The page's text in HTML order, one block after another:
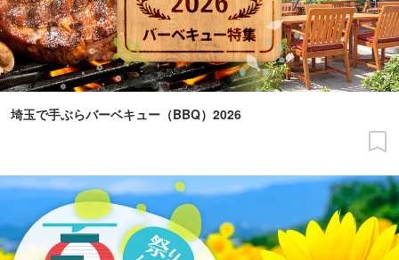
埼玉で手ぶらバーベキュー（BBQ）2026